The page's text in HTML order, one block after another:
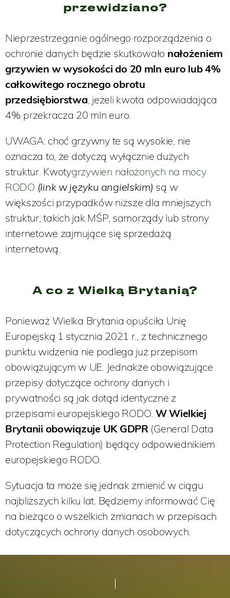
przewidziano?
Nieprzestrzeganie ogólnego rozporządzenia o
ochronie danych będzie skutkowało nałożeniem
grzywien w wysokości do 20 mln euro lub 4%
całkowitego rocznego obrotu
przedsiębiorstwa, jeżeli kwota odpowiadająca
4% przekracza 20 mln euro.
UWAGA: choć grzywny te są wysokie, nie
oznacza to, że dotyczą wyłącznie dużych
struktur. Kwotygrzywien nałożonych na mocy
RODO (link w języku angielskim) są w
większości przypadków niższe dla mniejszych
struktur, takich jak MŚP, samorządy lub strony
internetowe zajmujące się sprzedażą
internetową.
A co z Wielką Brytanią?
Ponieważ Wielka Brytania opuściła Unię
Europejską 1 stycznia 2021 r., z technicznego
punktu widzenia nie podlega już przepisom
obowiązującym w UE. Jednakże obowiązujące
przepisy dotyczące ochrony danych i
prywatności są jak dotąd identyczne z
przepisami europejskiego RODO. W Wielkiej
Brytanii obowiązuje UK GDPR (General Data
Protection Regulation) będący odpowiednikiem
europejskiego RODO.
Sytuacja ta może się jednak zmienić w ciągu
najbliższych kilku lat. Będziemy informować Cię
na bieżąco o wszelkich zmianach w przepisach
dotyczących ochrony danych osobowych.